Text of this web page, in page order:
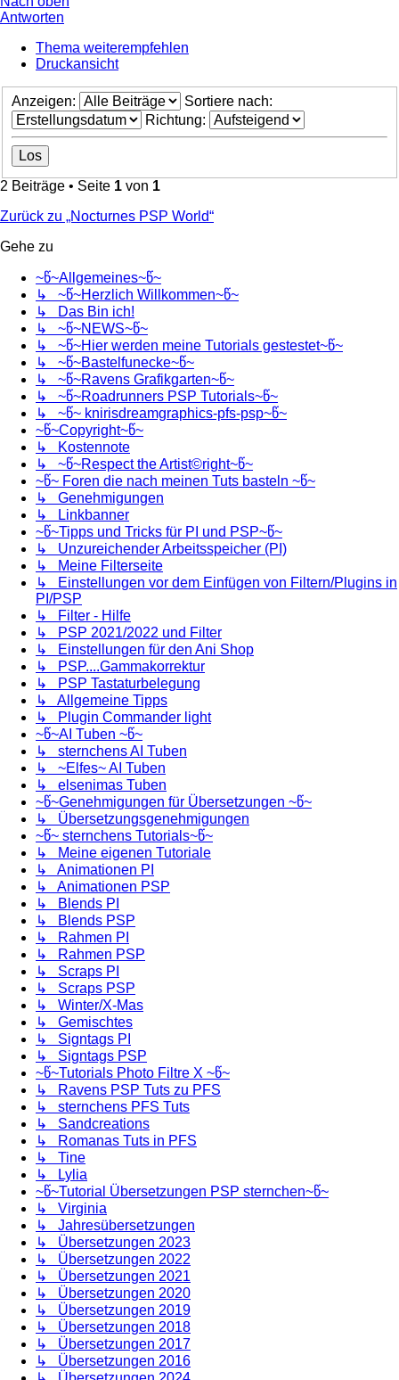
Antworten
Thema weiterempfehlen
Druckansicht
Anzeigen:
Sortiere nach:
Richtung:
2 Beiträge • Seite 1 von 1
Zurück zu „Nocturnes PSP World“
Gehe zu
~წ~Allgemeines~წ~
↳ ~წ~Herzlich Willkommen~წ~
↳ Das Bin ich!
↳ ~წ~NEWS~წ~
↳ ~წ~Hier werden meine Tutorials gestestet~წ~
↳ ~წ~Bastelfunecke~წ~
↳ ~წ~Ravens Grafikgarten~წ~
↳ ~წ~Roadrunners PSP Tutorials~წ~
↳ ~წ~ knirisdreamgraphics-pfs-psp~წ~
~წ~Copyright~წ~
↳ Kostennote
↳ ~წ~Respect the Artist©right~წ~
~წ~ Foren die nach meinen Tuts basteln ~წ~
↳ Genehmigungen
↳ Linkbanner
~წ~Tipps und Tricks für PI und PSP~წ~
↳ Unzureichender Arbeitsspeicher (PI)
↳ Meine Filterseite
↳ Einstellungen vor dem Einfügen von Filtern/Plugins in
PI/PSP
↳ Filter - Hilfe
↳ PSP 2021/2022 und Filter
↳ Einstellungen für den Ani Shop
↳ PSP....Gammakorrektur
↳ PSP Tastaturbelegung
↳ Allgemeine Tipps
↳ Plugin Commander light
~წ~AI Tuben ~წ~
↳ sternchens AI Tuben
↳ ~Elfes~ AI Tuben
↳ elsenimas Tuben
~წ~Genehmigungen für Übersetzungen ~წ~
↳ Übersetzungsgenehmigungen
~წ~ sternchens Tutorials~წ~
↳ Meine eigenen Tutoriale
↳ Animationen PI
↳ Animationen PSP
↳ Blends PI
↳ Blends PSP
↳ Rahmen PI
↳ Rahmen PSP
↳ Scraps PI
↳ Scraps PSP
↳ Winter/X-Mas
↳ Gemischtes
↳ Signtags PI
↳ Signtags PSP
~წ~Tutorials Photo Filtre X ~წ~
↳ Ravens PSP Tuts zu PFS
↳ sternchens PFS Tuts
↳ Sandcreations
↳ Romanas Tuts in PFS
↳ Tine
↳ Lylia
~წ~Tutorial Übersetzungen PSP sternchen~წ~
↳ Virginia
↳ Jahresübersetzungen
↳ Übersetzungen 2023
↳ Übersetzungen 2022
↳ Übersetzungen 2021
↳ Übersetzungen 2020
↳ Übersetzungen 2019
↳ Übersetzungen 2018
↳ Übersetzungen 2017
↳ Übersetzungen 2016